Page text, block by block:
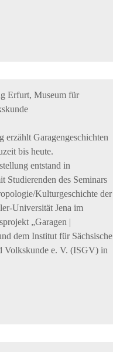
Erfurt, Museum für
erzählt Garagengeschichten
bis heute.
entstand in
Studierenden des Seminars
Kulturgeschichte der
Universität Jena im
„Garagen |
dem Institut für Sächsische
Volkskunde e. V. (ISGV) in